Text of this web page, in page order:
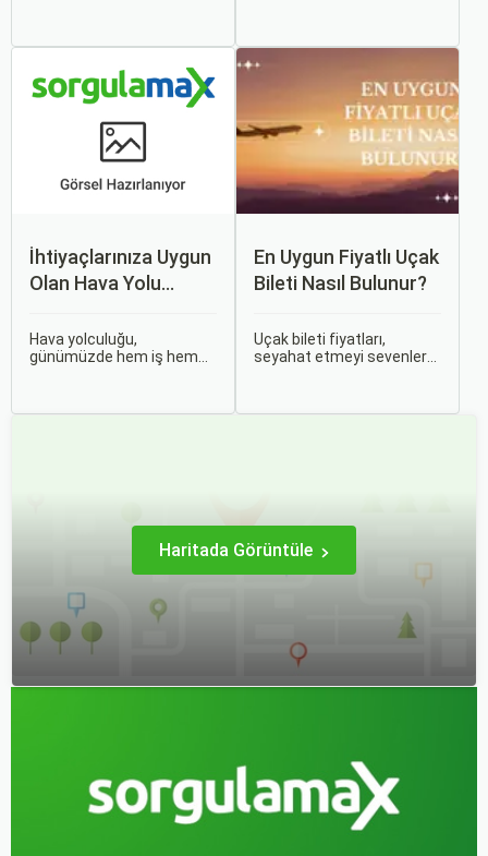
için büyük bir sorun teşkil
edebilir.
bir yoldur. Bu yolculukların
uçak bileti satın almaktır.
İhtiyaçlarınıza Uygun
Olan Hava Yolu
Seçersiniz?
Hava yolculuğu,
günümüzde hem iş hem
En Uygun Fiyatlı Uçak
Bileti Nasıl Bulunur?
Uçak bileti fiyatları,
seyahat etmeyi sevenler
Haritada Görüntüle